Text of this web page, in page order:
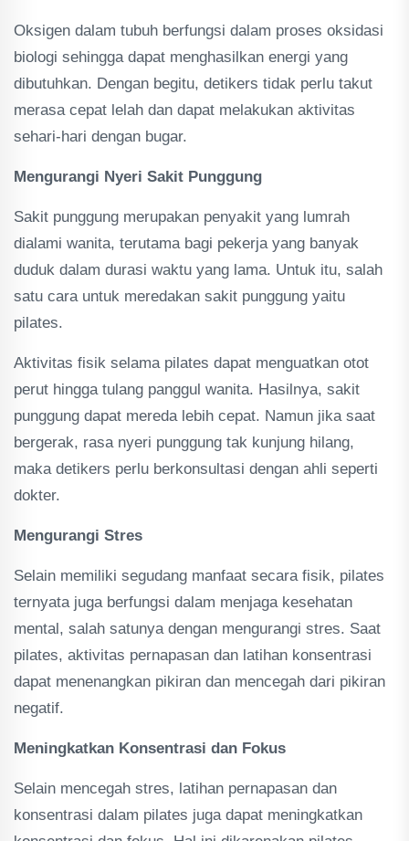
Oksigen dalam tubuh berfungsi dalam proses oksidasi
biologi sehingga dapat menghasilkan energi yang
dibutuhkan. Dengan begitu, detikers tidak perlu takut
merasa cepat lelah dan dapat melakukan aktivitas
sehari-hari dengan bugar.
Mengurangi Nyeri Sakit Punggung
Sakit punggung merupakan penyakit yang lumrah
dialami wanita, terutama bagi pekerja yang banyak
duduk dalam durasi waktu yang lama. Untuk itu, salah
satu cara untuk meredakan sakit punggung yaitu
pilates.
Aktivitas fisik selama pilates dapat menguatkan otot
perut hingga tulang panggul wanita. Hasilnya, sakit
punggung dapat mereda lebih cepat. Namun jika saat
bergerak, rasa nyeri punggung tak kunjung hilang,
maka detikers perlu berkonsultasi dengan ahli seperti
dokter.
Mengurangi Stres
Selain memiliki segudang manfaat secara fisik, pilates
ternyata juga berfungsi dalam menjaga kesehatan
mental, salah satunya dengan mengurangi stres. Saat
pilates, aktivitas pernapasan dan latihan konsentrasi
dapat menenangkan pikiran dan mencegah dari pikiran
negatif.
Meningkatkan Konsentrasi dan Fokus
Selain mencegah stres, latihan pernapasan dan
konsentrasi dalam pilates juga dapat meningkatkan